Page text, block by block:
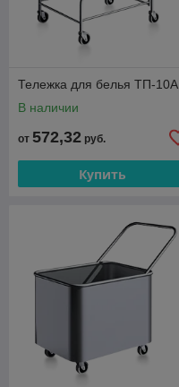
Тележка для белья ТП-10А
В наличии
от 572,32 руб.
Купить